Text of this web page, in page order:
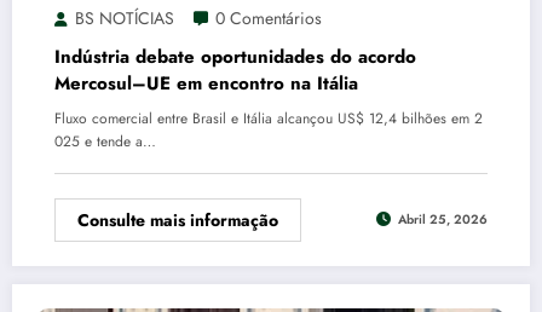
BS NOTÍCIAS 0 Comentários
Indústria debate oportunidades do acordo
Mercosul–UE em encontro na Itália
Fluxo comercial entre Brasil e Itália alcançou US$ 12,4 bilhões em 2
025 e tende a…
Consulte mais informação Abril 25, 2026